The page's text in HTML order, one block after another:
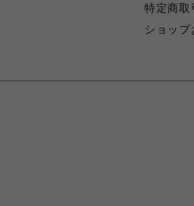
特定商取
ショッ